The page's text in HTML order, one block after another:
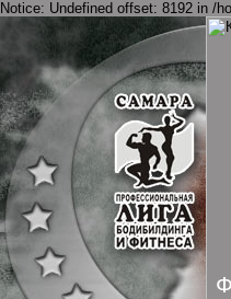
Notice: Undefined offset: 8192 in /